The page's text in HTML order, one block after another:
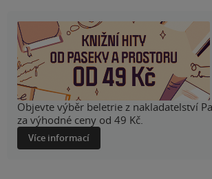
Objevte výběr beletrie z nakladatelství
za výhodné ceny od 49 Kč.
Více informací